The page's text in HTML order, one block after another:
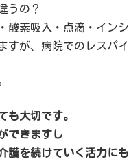
うの？
酸素吸入・点滴・イン
すが、病院でのレスパ
も大切です。
できますし
護を続けていく活力にも